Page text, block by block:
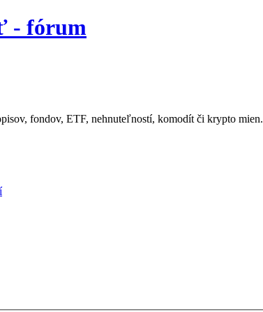
- fórum
fondov, ETF, nehnuteľností, komodít či krypto mien.